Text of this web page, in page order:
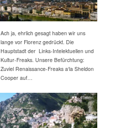
Ach ja, ehrlich gesagt haben wir uns
lange vor Florenz gedrückt. Die
Hauptstadt der Links-Intelektuellen und
Kultur-Freaks. Unsere Befürchtung:
Zuviel Renaissance-Freaks a‘la Sheldon
Cooper auf…
Italien